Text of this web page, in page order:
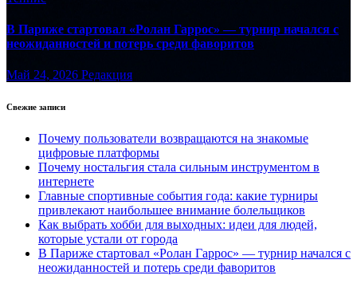
В Париже стартовал «Ролан Гаррос» — турнир начался с
неожиданностей и потерь среди фаворитов
Май 24, 2026 Редакция
Свежие записи
Почему пользователи возвращаются на знакомые
цифровые платформы
Почему ностальгия стала сильным инструментом в
интернете
Главные спортивные события года: какие турниры
привлекают наибольшее внимание болельщиков
Как выбрать хобби для выходных: идеи для людей,
которые устали от города
В Париже стартовал «Ролан Гаррос» — турнир начался с
неожиданностей и потерь среди фаворитов